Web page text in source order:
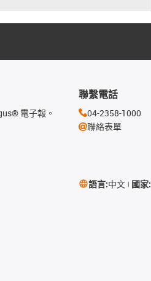
電子報。
聯繫電話
04-2358-1000
聯絡表單
語言:中文 國家: